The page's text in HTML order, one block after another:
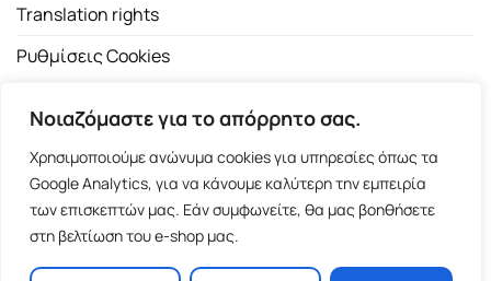
Νοιαζόμαστε για το απόρρητο σας.
Χρησιμοποιούμε ανώνυμα cookies για υπηρεσίες όπως τα
Google Analytics, για να κάνουμε καλύτερη την εμπειρία
των επισκεπτών μας. Εάν συμφωνείτε, θα μας βοηθήσετε
στη βελτίωση του e-shop μας.
Translation rights
Ρυθμίσεις Cookies
Copyright 2026 ©Εκδοτικός Οίκος Α.Α. Λιβάνη| All rights
reserved.
Σόλωνος 98, 10680 Αθήνα | Τ:2103661200- F: 2103617791